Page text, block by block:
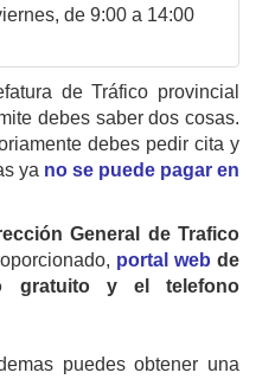
de 9:00 a 14:00
de Tráfico provincial
debes saber dos cosas.
debes pedir cita y
ya no se puede pagar en
General de Trafico
portal web de
gratuito y el telefono
puedes obtener una